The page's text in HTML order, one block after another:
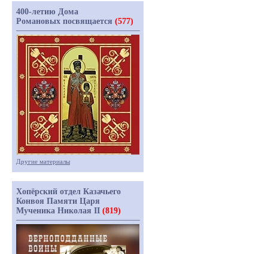
400-летию Дома
Романовых посвящается (577)
Другие материалы
Хопёрский отдел Казачьего
Конвоя Памяти Царя
Мученика Николая II (819)